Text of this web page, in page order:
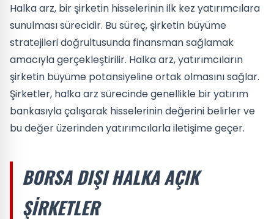
Halka arz, bir şirketin hisselerinin ilk kez yatırımcılara
sunulması sürecidir. Bu süreç, şirketin büyüme
stratejileri doğrultusunda finansman sağlamak
amacıyla gerçekleştirilir. Halka arz, yatırımcıların
şirketin büyüme potansiyeline ortak olmasını sağlar.
Şirketler, halka arz sürecinde genellikle bir yatırım
bankasıyla çalışarak hisselerinin değerini belirler ve
bu değer üzerinden yatırımcılarla iletişime geçer.
BORSA DIŞI HALKA AÇIK
ŞIRKETLER